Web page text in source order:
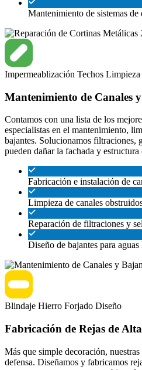
Mantenimiento de sistemas
Impermeablización Techos Limpieza
Mantenimiento de Canales
Contamos con una lista de los
especialistas en el mantenimiento,
bajantes. Solucionamos filtraciones,
pueden dañar la fachada y
Fabricación e instalación de
Limpieza de canales
Reparación de filtraciones y
Diseño de bajantes para
Blindaje Hierro Forjado Diseño
Fabricación de Rejas de
Más que simple decoración,
defensa. Diseñamos y fabricamos